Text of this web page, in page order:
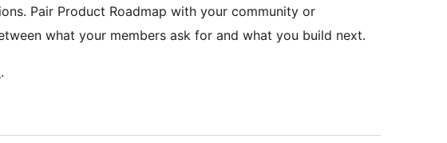
Pair Product Roadmap with your community or
what your members ask for and what you build next.
.